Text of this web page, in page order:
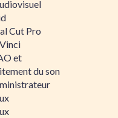
Cut Pro
et
du son